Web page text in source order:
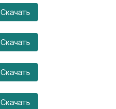
Скачать
Скачать
Скачать
Скачать